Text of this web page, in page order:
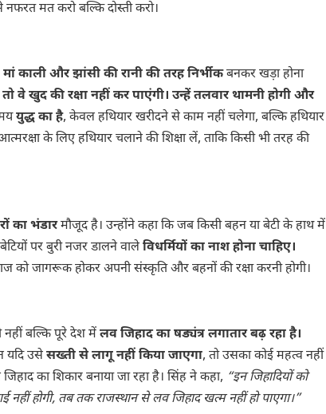
मत करो बल्कि दोस्ती करो।
मां काली और झांसी की रानी की तरह निर्भीकबनकर खड़ा होना
वे खुद की रक्षा नहीं कर पाएंगी। उन्हें तलवार थामनी होगी और
युद्ध का है, केवल हथियार खरीदने से काम नहीं चलेगा, बल्कि हथियार
के लिए हथियार चलाने की शिक्षा लें, ताकि किसी भी तरह की
का भंडारमौजूद है। उन्होंने कहा कि जब किसी बहन या बेटी के हाथ में
पर बुरी नजर डालने वालेविधर्मियों का नाश होना चाहिए।
को जागरूक होकर अपनी संस्कृति और बहनों की रक्षा करनी होगी।
नहीं बल्कि पूरे देश मेंलव जिहाद का षड्यंत्र लगातार बढ़ रहा है।
यदि उसेसख्ती से लागू नहीं किया जाएगा, तो उसका कोई महत्व नहीं
का शिकार बनाया जा रहा है। सिंह ने कहा, “इन जिहादियों को
होगी, तब तक राजस्थान से लव जिहाद खत्म नहीं हो पाएगा।”